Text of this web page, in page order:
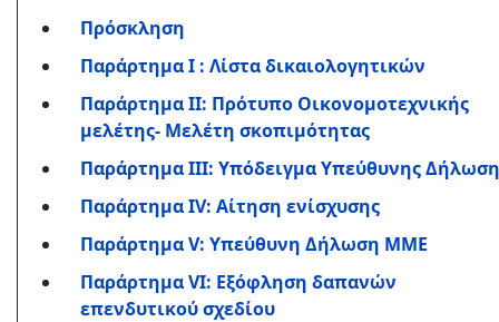
Πρόσκληση
Παράρτημα Ι : Λίστα δικαιολογητικών
Παράρτημα ΙΙ: Πρότυπο Οικονομοτεχνικής
μελέτης- Μελέτη σκοπιμότητας
Παράρτημα III: Υπόδειγμα Υπεύθυνης
Παράρτημα IV: Αίτηση ενίσχυσης
Παράρτημα V: Υπεύθυνη Δήλωση ΜΜΕ
Παράρτημα VI: Εξόφληση δαπανών
επενδυτικού σχεδίου